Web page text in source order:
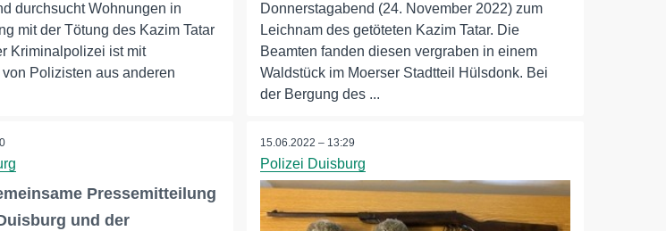
durchsucht Wohnungen in
mit der Tötung des Kazim Tatar
Kriminalpolizei ist mit
Polizisten aus anderen
Donnerstagabend (24. November 2022) zum
Leichnam des getöteten Kazim Tatar. Die
Beamten fanden diesen vergraben in einem
Waldstück im Moerser Stadtteil Hülsdonk. Bei
der Bergung des ...
Pressemitteilung
und der
15.06.2022 – 13:29
Polizei Duisburg